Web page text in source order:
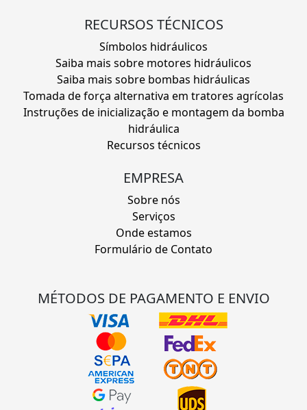
RECURSOS TÉCNICOS
Símbolos hidráulicos
Saiba mais sobre motores hidráulicos
Saiba mais sobre bombas hidráulicas
Tomada de força alternativa em tratores agrícolas
Instruções de inicialização e montagem da bomba
hidráulica
Recursos técnicos
EMPRESA
Sobre nós
Serviços
Onde estamos
Formulário de Contato
MÉTODOS DE PAGAMENTO E ENVIO